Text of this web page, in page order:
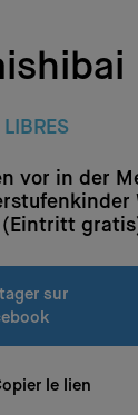
LIBRES
vor in der
(Eintritt
sur
le lien